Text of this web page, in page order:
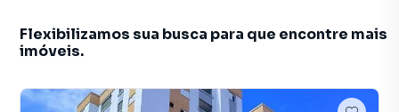
Flexibilizamos sua busca para que encontre mais
imóveis.